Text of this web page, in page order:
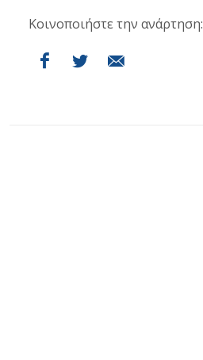
Κοινοποιήστε την ανάρτηση: